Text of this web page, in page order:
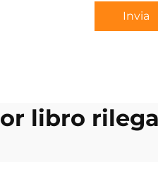
Invia
libro